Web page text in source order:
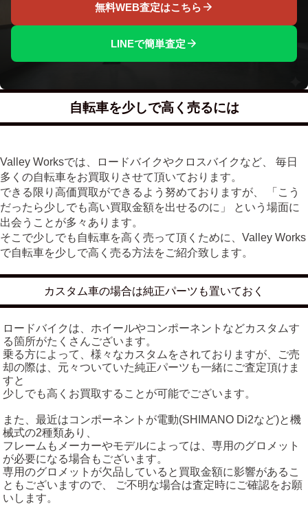
無料WEB査定はこちら
LINEで簡単査定
自転車を少しで高く売るには
Valley Worksでは、ロードバイクやクロスバイクなど、 毎日
多くの自転車をお買取りさせて頂いております。
できる限り高価買取ができるよう努めておりますが、 「こう
だったら少しでも高い買取金額を出せるのに」 という場面に
出会うことが多々あります。
そこで少しでも自転車を高く売って頂くために、Valley Works
で自転車を少しで高く売る方法をご紹介致します。
カスタム車の場合は純正パーツも置いておく
ロードバイクは、ホイールやコンポーネントなどカスタムす
る箇所がたくさんございます。
乗る方によって、様々なカスタムをされておりますが、ご売
却の際は、元々ついていた純正パーツも一緒にご査定頂けま
すと
少しでも高くお買取することが可能でございます。
また、最近はコンポーネントが電動(SHIMANO Di2など)と機
械式の2種類あり、
フレームもメーカーやモデルによっては、専用のグロメット
が必要になる場合もございます。
専用のグロメットが欠品していると買取金額に影響があるこ
ともございますので、 ご不明な場合は査定時にご確認をお願
いします。